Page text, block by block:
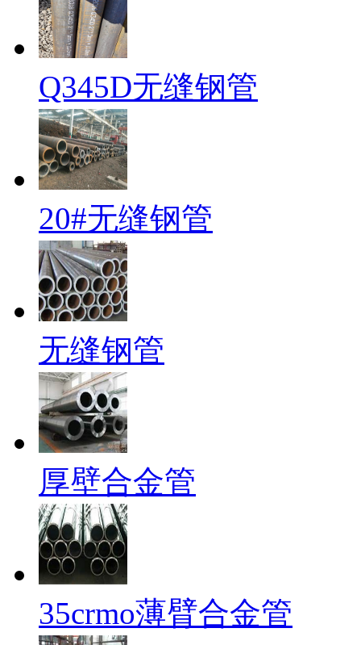
Q345D无缝钢管
20#无缝钢管
无缝钢管
厚壁合金管
35crmo薄臂合金管